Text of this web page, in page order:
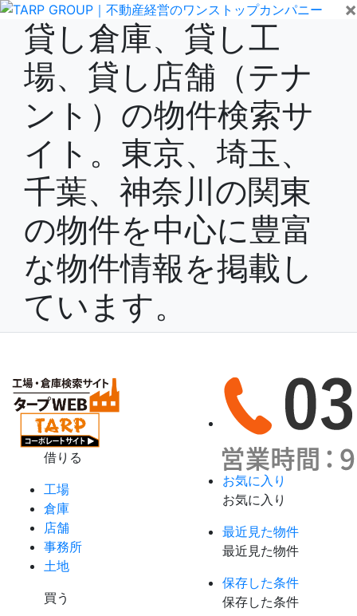
×
貸し倉庫、貸し工
場、貸し店舗（テナ
ント）の物件検索サ
イト。東京、埼玉、
千葉、神奈川の関東
の物件を中心に豊富
な物件情報を掲載し
ています。
借りる
工場
倉庫
店舗
事務所
土地
買う
お気に入り
お気に入り
最近見た物件
最近見た物件
保存した条件
保存した条件